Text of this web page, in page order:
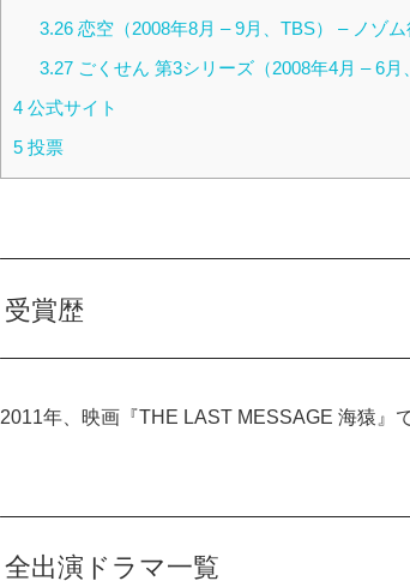
3.26 恋空（2008年8月 – 9月、TBS） – ノゾム
3.27 ごくせん 第3シリーズ（2008年4月 – 6
4公式サイト
5投票
受賞歴
2011年、映画『THE LAST MESSAGE 海猿』
全出演ドラマ一覧